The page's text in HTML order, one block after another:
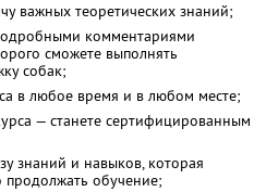
важных теоретических знаний;
комментариями
сможете выполнять
собак;
в любое время и в любом месте;
— станете сертифицированным
знаний и навыков, которая
продолжать обучение;